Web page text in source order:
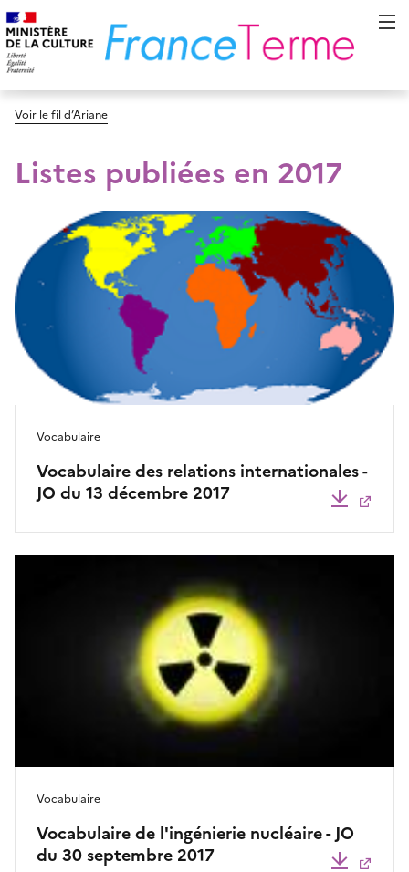
Voir le fil d’Ariane
Listes publiées en 2017
Vocabulaire des relations internationales -
JO du 13 décembre 2017
Vocabulaire
Vocabulaire de l'ingénierie nucléaire - JO
du 30 septembre 2017
Vocabulaire